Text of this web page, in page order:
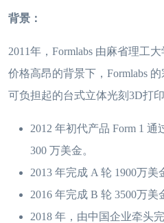
背景：
2011年，Formlabs 由麻省理工
价格高昂的背景下，Formlabs
可负担起的台式立体光刻3D打印
2012 年初代产品 Form 1
300 万美金。
2013 年完成 A 轮 1900万美
2016 年完成 B 轮 3500万美
2018 年，由中国企业牵头